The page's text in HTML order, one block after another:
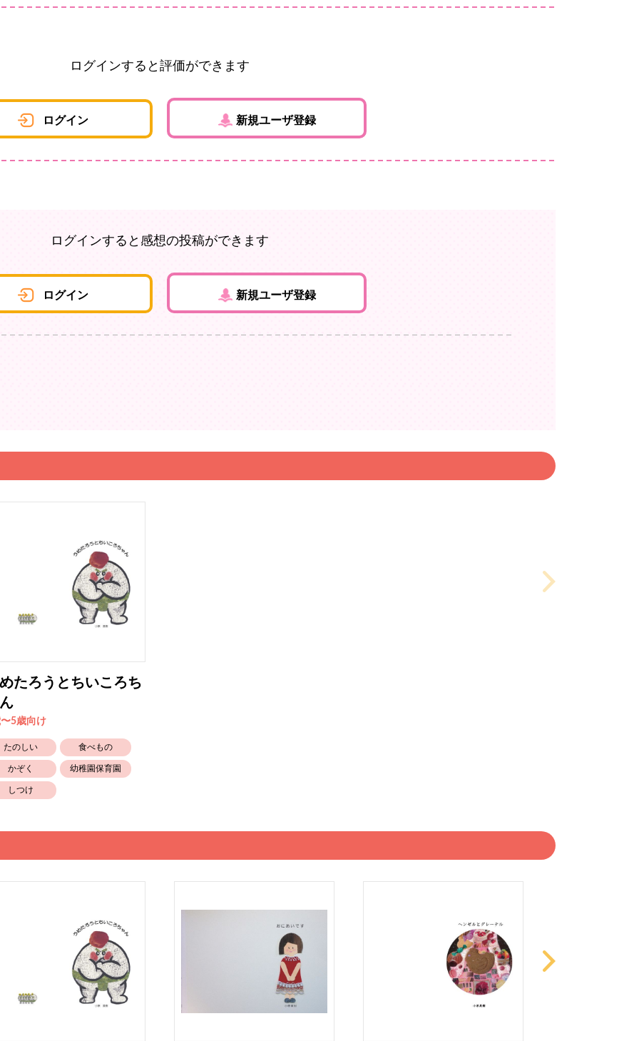
ログインすると評価ができます
ログイン 新規ユーザ登録
ログインすると感想の投稿ができます
ログイン 新規ユーザ登録
たろうとちいころち
5歳向け
たのしい 食べもの
かぞく 幼稚園保育園
しつけ